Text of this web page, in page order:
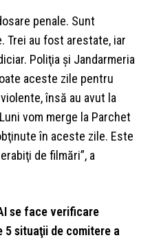
penale. Sunt
Trei au fost arestate, iar
Poliţia şi Jandarmeria
aceste zile pentru
însă au avut la
vom merge la Parchet
în aceste zile. Este
de filmări”, a
se face verificare
situaţii de comitere a